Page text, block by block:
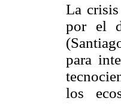
La
por el
para
los